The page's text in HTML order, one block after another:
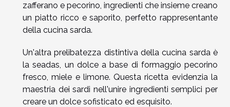
zafferano e pecorino, ingredienti che insieme creano
un piatto ricco e saporito, perfetto rappresentante
della cucina sarda.
Un'altra prelibatezza distintiva della cucina sarda è
la seadas, un dolce a base di formaggio pecorino
fresco, miele e limone. Questa ricetta evidenzia la
maestria dei sardi nell'unire ingredienti semplici per
creare un dolce sofisticato ed esquisito.